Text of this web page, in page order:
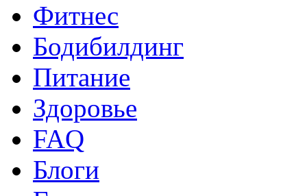
Фитнес
Бодибилдинг
Питание
Здоровье
FAQ
Блоги